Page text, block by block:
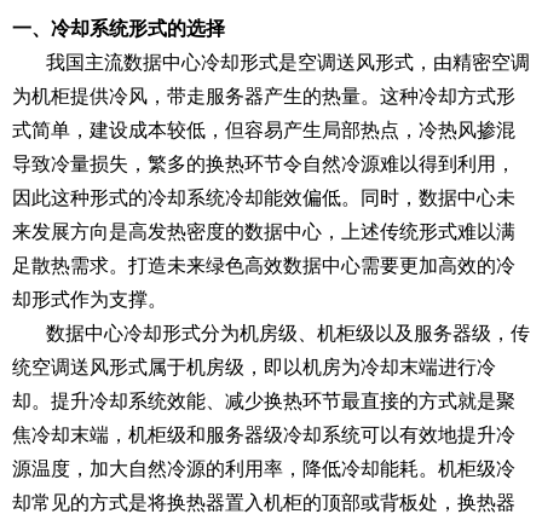
一、冷却系统形式的选择
我国主流数据中心冷却形式是空调送风形式，由精密空调
为机柜提供冷风，带走服务器产生的热量。这种冷却方式形
式简单，建设成本较低，但容易产生局部热点，冷热风掺混
导致冷量损失，繁多的换热环节令自然冷源难以得到利用，
因此这种形式的冷却系统冷却能效偏低。同时，数据中心未
来发展方向是高发热密度的数据中心，上述传统形式难以满
足散热需求。打造未来绿色高效数据中心需要更加高效的冷
却形式作为支撑。
数据中心冷却形式分为机房级、机柜级以及服务器级，传
统空调送风形式属于机房级，即以机房为冷却末端进行冷
却。提升冷却系统效能、减少换热环节最直接的方式就是聚
焦冷却末端，机柜级和服务器级冷却系统可以有效地提升冷
源温度，加大自然冷源的利用率，降低冷却能耗。机柜级冷
却常见的方式是将换热器置入机柜的顶部或背板处，换热器